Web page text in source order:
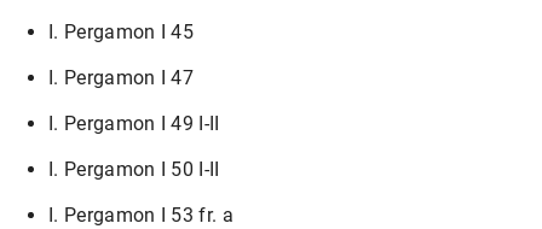
I. Pergamon I 45
I. Pergamon I 47
I. Pergamon I 49 I-II
I. Pergamon I 50 I-II
I. Pergamon I 53 fr. a